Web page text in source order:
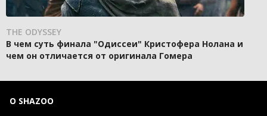
THE ODYSSEY
В чем суть финала "Одиссеи" Кристофера Нолана и
чем он отличается от оригинала Гомера
О SHAZOO